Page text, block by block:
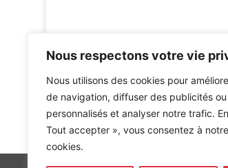
Nous respectons votre vie
Nous utilisons des cookies pour
de navigation, diffuser des publicités
personnalisés et analyser notre trafic.
Tout accepter », vous consentez à
cookies.
Accueil»Références»Réhabilitation